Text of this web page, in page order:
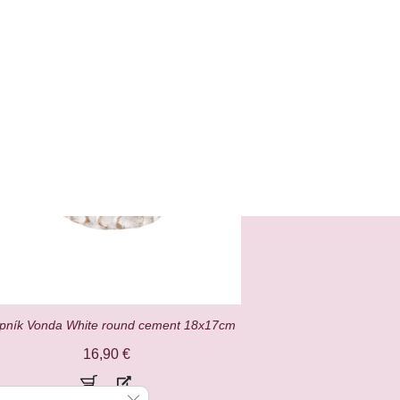
Vonda White round cement 18x17cm
16,90 €
Close GDPR Cookie Banner